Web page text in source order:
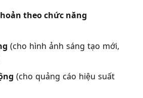
theo chức năng
(cho hình ảnh sáng tạo mới,
(cho quảng cáo hiệu suất